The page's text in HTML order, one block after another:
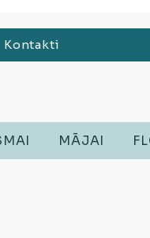
Kontakti
MĀJAI